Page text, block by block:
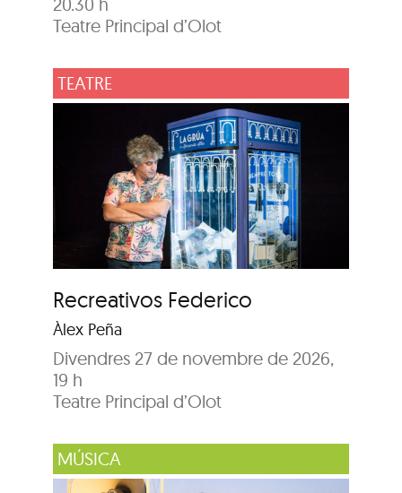
Teatre Principal d’Olot
TEATRE
Recreativos Federico
Àlex Peña
Divendres 27 de novembre de 2026,
19 h
Teatre Principal d’Olot
MÚSICA